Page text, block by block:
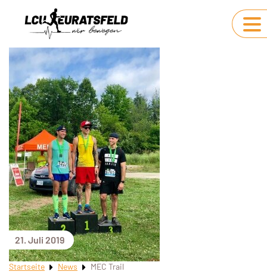
21. Juli 2019
Startseite News MEC Trail